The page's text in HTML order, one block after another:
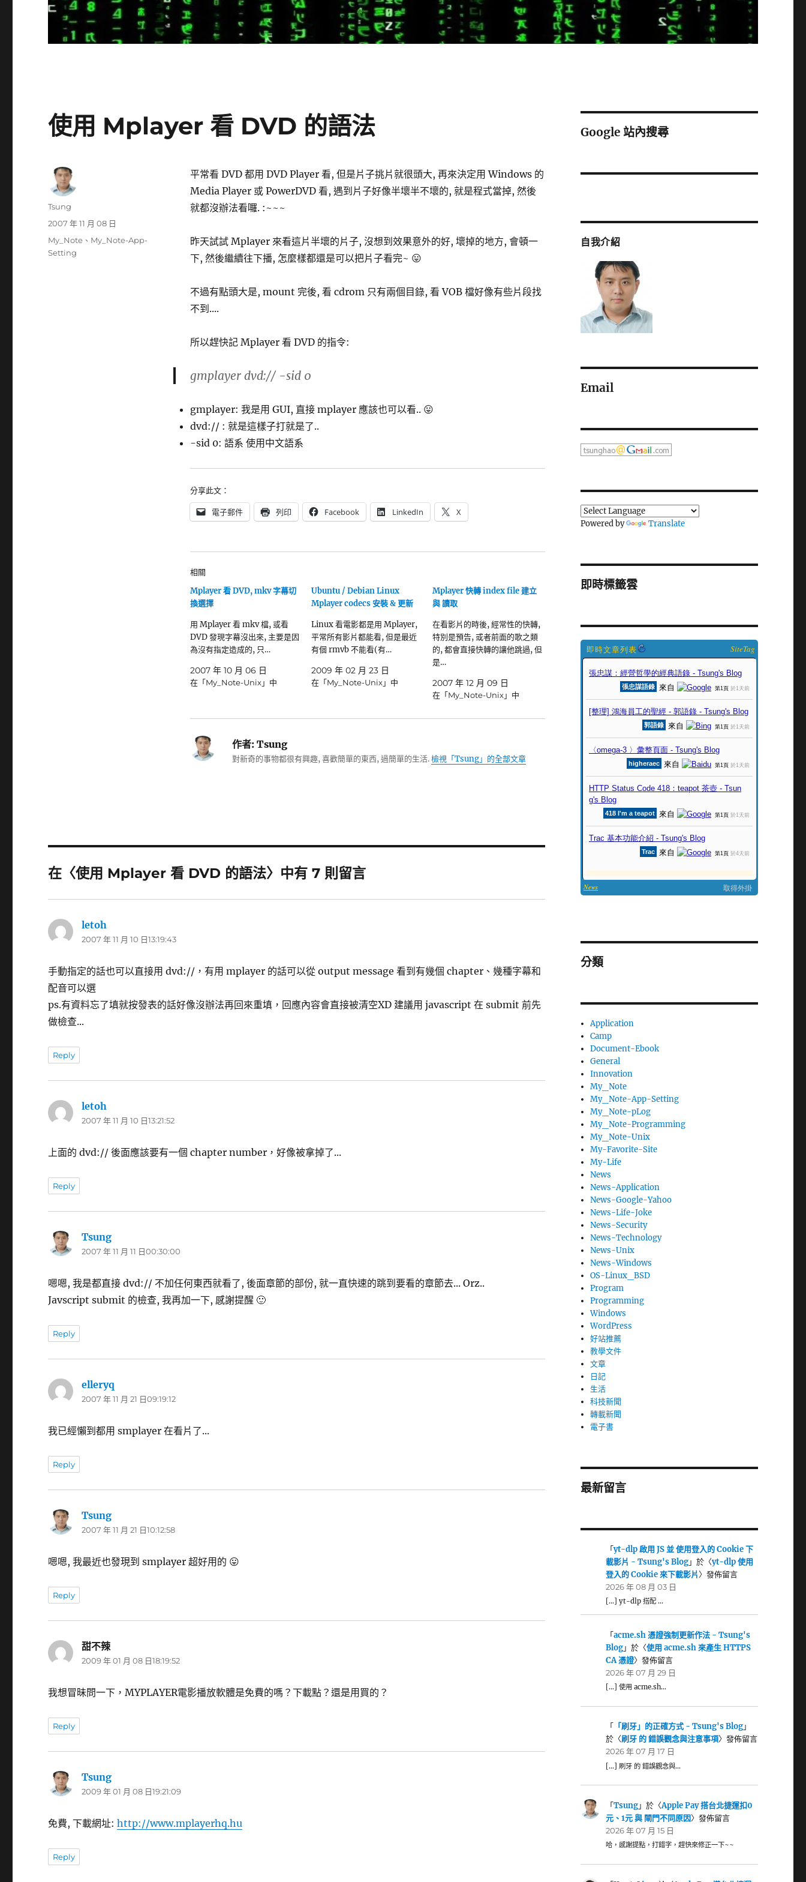
使用 Mplayer 看 DVD 的語法
平常看 DVD 都用 DVD Player 看, 但是片子挑片就很頭大, 再來決定用 Windows 的
Media Player 或 PowerDVD 看, 遇到片子好像半壞半不壞的, 就是程式當掉, 然後
就都沒辦法看囉. :~~~
昨天試試 Mplayer 來看這片半壞的片子, 沒想到效果意外的好, 壞掉的地方, 會頓一
下, 然後繼續往下播, 怎麼樣都還是可以把片子看完~ 😛
不過有點頭大是, mount 完後, 看 cdrom 只有兩個目錄, 看 VOB 檔好像有些片段找
不到....
所以趕快記 Mplayer 看 DVD 的指令:
gmplayer dvd:// -sid 0
gmplayer: 我是用 GUI, 直接 mplayer 應該也可以看.. 😛
dvd:// : 就是這樣子打就是了..
-sid 0: 語系 使用中文語系
分享此文：
電子郵件 列印 Facebook LinkedIn X
相關
Mplayer 看 DVD, mkv 字幕切
換選擇
用 Mplayer 看 mkv 檔, 或看
DVD 發現字幕沒出來, 主要是因
為沒有指定造成的, 只…
2007 年 10 月 06 日
在「My_Note-Unix」中
Ubuntu / Debian Linux
Mplayer codecs 安裝 & 更新
Linux 看電影都是用 Mplayer,
平常所有影片都能看, 但是最近
有個 rmvb 不能看(有…
2009 年 02 月 23 日
在「My_Note-Unix」中
Mplayer 快轉 index file 建立
與 讀取
在看影片的時後, 經常性的快轉,
特別是預告, 或者前面的歌之類
的, 都會直接快轉的讓他跳過, 但
是…
2007 年 12 月 09 日
在「My_Note-Unix」中
作者:Tsung
對新奇的事物都很有興趣, 喜歡簡單的東西, 過簡單的生活.檢視「Tsung」的全部文章
作
Tsung
發
日
2007 年 11 月 08 日
分
類
My_Note 、 My_Note-App-
Setting
在〈使用 Mplayer 看 DVD 的語法〉中有 7 則留言
letoh
示:
2007 年 11 月 10 日13:19:43
手動指定的話也可以直接用 dvd://，有用 mplayer 的話可以從 output message 看到有幾個 chapter、幾種字幕和
配音可以選
ps.有資料忘了填就按發表的話好像沒辦法再回來重填，回應內容會直接被清空XD 建議用 javascript 在 submit 前先
做檢查...
Reply
letoh
示:
2007 年 11 月 10 日13:21:52
上面的 dvd:// 後面應該要有一個 chapter number，好像被拿掉了...
Reply
Tsung
示:
2007 年 11 月 11 日00:30:00
嗯嗯, 我是都直接 dvd:// 不加任何東西就看了, 後面章節的部份, 就一直快速的跳到要看的章節去... Orz..
Javscript submit 的檢查, 我再加一下, 感謝提醒 🙂
Reply
elleryq
示:
2007 年 11 月 21 日09:19:12
我已經懶到都用 smplayer 在看片了...
Reply
Tsung
示:
2007 年 11 月 21 日10:12:58
嗯嗯, 我最近也發現到 smplayer 超好用的 😛
Reply
甜不辣表
示:
2009 年 01 月 08 日18:19:52
我想冒昧問一下，MYPLAYER電影播放軟體是免費的嗎？下載點？還是用買的？
Reply
Tsung
示:
2009 年 01 月 08 日19:21:09
免費, 下載網址:http://www.mplayerhq.hu
Reply
Google 站內搜尋
自我介紹
Email
Powered by Translate
即時標籤雲
SiteTag
分類
Application
Camp
Document-Ebook
General
Innovation
My_Note
My_Note-App-Setting
My_Note-pLog
My_Note-Programming
My_Note-Unix
My-Favorite-Site
My-Life
News
News-Application
News-Google-Yahoo
News-Life-Joke
News-Security
News-Technology
News-Unix
News-Windows
OS-Linux_BSD
Program
Programming
Windows
WordPress
好站推薦
教學文件
文章
日記
生活
科技新聞
轉載新聞
電子書
最新留言
「yt-dlp 啟用 JS 並 使用登入的 Cookie 下
載影片 - Tsung's Blog」於〈yt-dlp 使用
登入的 Cookie 來下載影片〉發佈留言
2026 年 08 月 03 日
[…] yt-dlp 搭配 …
「acme.sh 憑證強制更新作法 - Tsung's
Blog」於〈使用 acme.sh 來產生 HTTPS
CA 憑證〉發佈留言
2026 年 07 月 29 日
[…] 使用 acme.sh…
「 「刷牙」的正確方式 - Tsung's Blog」
於〈刷牙 的 錯誤觀念與注意事項〉發佈留言
2026 年 07 月 17 日
[…] 刷牙 的 錯誤觀念與…
「Tsung」於〈Apple Pay 搭台北捷運扣0
元、1元 與 閘門不同原因〉發佈留言
2026 年 07 月 15 日
哈，感謝提點，打錯字，趕快來修正一下~~